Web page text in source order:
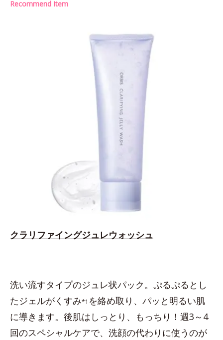
Recommend Item
クラリファイングジュレウォッシュ
洗い流すタイプのジュレ状パック。ぷるぷるとし
たジェルがくすみ*1 を絡め取り、パッと明るい肌
に導きます。後肌はしっとり、もっちり！週3～4
回のスペシャルケアで、洗顔の代わりに使うのが